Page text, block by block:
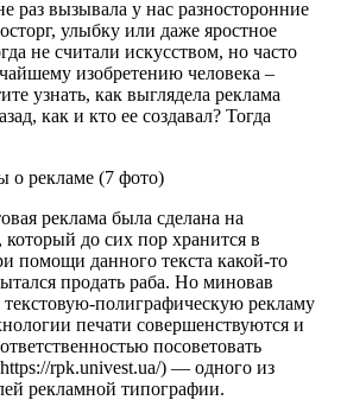
раз вызывала у нас разносторонние
улыбку или даже яростное
не считали искусством, но часто
изобретению человека –
узнать, как выглядела реклама
как и кто ее создавал? Тогда
реклама была сделана на
который до сих пор хранится в
помощи данного текста какой-то
продать раба. Но миновав
текстовую-полиграфическую рекламу
печати совершенствуются и
посоветовать
rpk.univest.ua/) — одного из
рекламной типографии.